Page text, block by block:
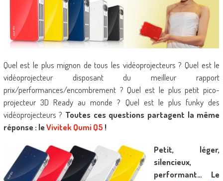
Quel est le plus mignon de tous les vidéoprojecteurs ? Quel est le
vidéoprojecteur disposant du meilleur rapport
prix/performances/encombrement ? Quel est le plus petit pico-
projecteur 3D Ready au monde ? Quel est le plus funky des
vidéoprojecteurs ? Toutes ces questions partagent la même
réponse : leVivitek Qumi Q5 !
Petit, léger,
silencieux,
performant… Le